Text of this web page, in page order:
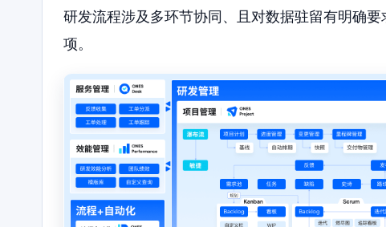
研发流程涉及多环节协同、且对数据驻留有明确
项。